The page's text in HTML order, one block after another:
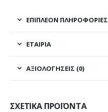
ΕΠΙΠΛΈΟΝ ΠΛΗΡΟΦΟΡΊΕΣ
ΕΤΑΙΡΊΑ
ΑΞΙΟΛΟΓΉΣΕΙΣ (0)
ΣΧΕΤΙΚΆ ΠΡΟΪΌΝΤΑ